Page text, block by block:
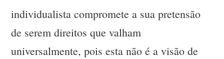
individualista compromete a sua pretensão
de serem direitos que valham
universalmente, pois esta não é a visão de